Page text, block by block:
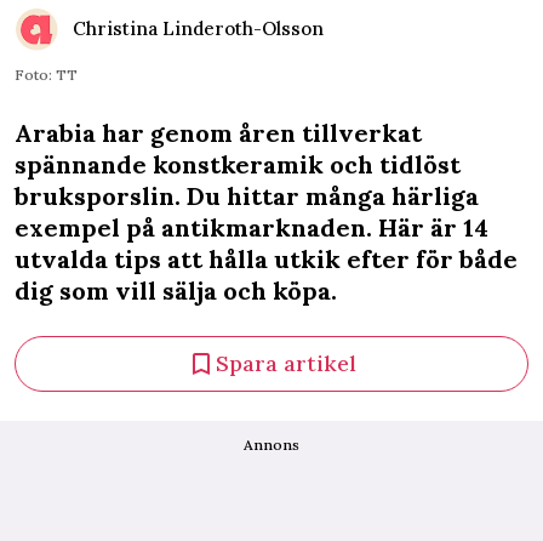
Christina Linderoth-Olsson
Foto: TT
Arabia har genom åren tillverkat
spännande konstkeramik och tidlöst
bruksporslin. Du hittar många härliga
exempel på antikmarknaden. Här är 14
utvalda tips att hålla utkik efter för både
dig som vill sälja och köpa.
Spara artikel
Annons